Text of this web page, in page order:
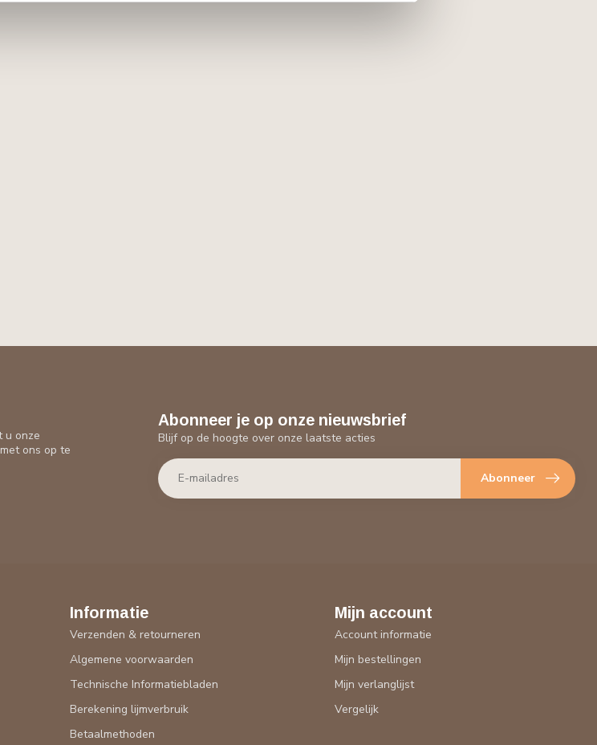
u onze
ons op te
Abonneer je op onze nieuwsbrief
Blijf op de hoogte over onze laatste acties
Abonneer
Informatie
Verzenden & retourneren
Algemene voorwaarden
Technische Informatiebladen
Berekening lijmverbruik
Betaalmethoden
Mijn account
Account informatie
Mijn bestellingen
Mijn verlanglijst
Vergelijk